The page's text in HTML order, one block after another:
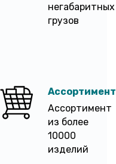
негабаритных
грузов
Ассортимент
Ассортимент
из более
10000
изделий